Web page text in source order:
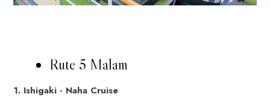
Rute 5 Malam
1. Ishigaki - Naha Cruise